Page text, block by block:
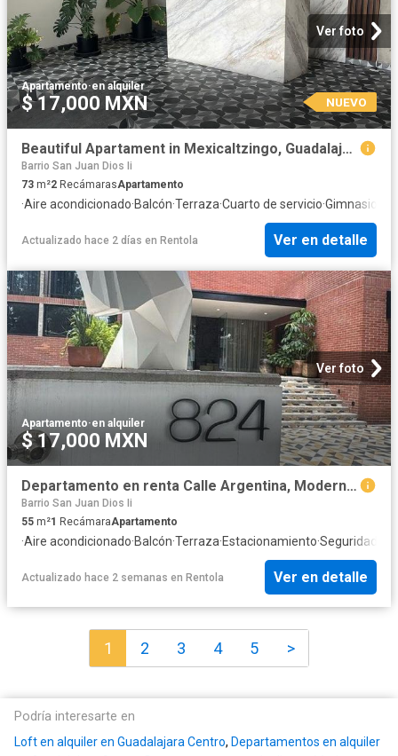
Ver foto
Apartamento·en alquiler
$ 17,000 MXN NUEVO
Beautiful Apartament in Mexicaltzingo, Guadalajara
Barrio San Juan Dios Ii
73 m²2 RecámarasApartamento
·Aire acondicionado·Balcón·Terraza·Cuarto de servicio·Gimnasio
Actualizado hace 2 días en Rentola Ver en detalle
Ver foto
Apartamento·en alquiler
$ 17,000 MXN
Departamento en renta Calle Argentina, Moderna, Guadalajara, Región Centro, Jalisco, 44160, México
Barrio San Juan Dios Ii
55 m²1 RecámaraApartamento
·Aire acondicionado·Balcón·Terraza·Estacionamiento·Seguridad
Actualizado hace 2 semanas en Rentola Ver en detalle
1 2 3 4 5 >
Podría interesarte en
Loft en alquiler en Guadalajara Centro, Departamentos en alquiler